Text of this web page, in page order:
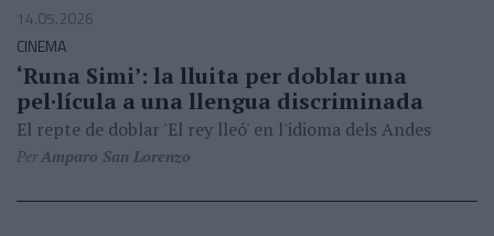
14.05.2026
CINEMA
‘Runa Simi’: la lluita per doblar una
pel·lícula a una llengua discriminada
El repte de doblar 'El rey lleó' en l'idioma dels Andes
PerAmparo San Lorenzo